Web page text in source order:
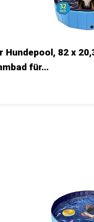
Hundepool, 82 x
für...